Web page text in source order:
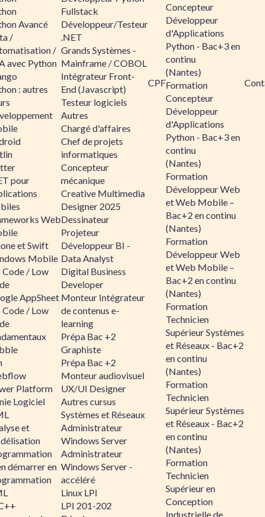
Avancé
/
/
avec Python
: autres
pour
Web
et Swift
Mobile
/ Low
AppSheet
/ Low
Platform
Logiciel
et
démarrer en
Fullstack
Développeur/Testeur
.NET
Grands Systèmes -
Mainframe / COBOL
Intégrateur Front-
End (Javascript)
Testeur logiciels
Autres
Chargé d'affaires
Chef de projets
informatiques
Concepteur
mécanique
Creative Multimedia
Designer 2025
Dessinateur
Projeteur
Développeur BI -
Data Analyst
Digital Business
Developer
Monteur Intégrateur
de contenus e-
learning
Prépa Bac +2
Graphiste
Prépa Bac +2
Monteur audiovisuel
UX/UI Designer
Autres cursus
Systèmes et Réseaux
Administrateur
Windows Server
Administrateur
Windows Server -
accéléré
Linux LPI
LPI 201-202
CPF
Concepteur
Développeur
d'Applications
Python - Bac+3 en
continu
(Nantes)
Formation
Concepteur
Développeur
d'Applications
Python - Bac+3 en
continu
(Nantes)
Formation
Développeur Web
et Web Mobile –
Bac+2 en continu
(Nantes)
Formation
Développeur Web
et Web Mobile –
Bac+2 en continu
(Nantes)
Formation
Technicien
Supérieur Systèmes
et Réseaux - Bac+2
en continu
(Nantes)
Formation
Technicien
Supérieur Systèmes
et Réseaux - Bac+2
en continu
(Nantes)
Formation
Technicien
Supérieur en
Conception
Industrielle de